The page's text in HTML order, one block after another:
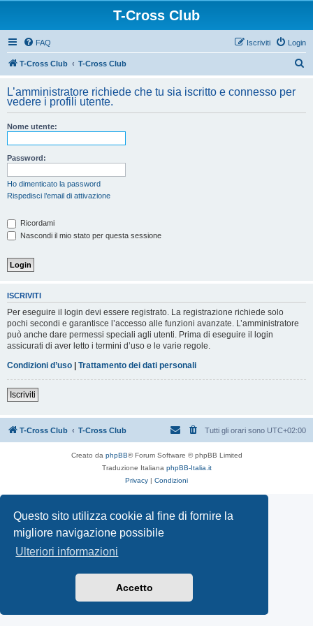
Questo sito utilizza cookie al fine di fornire la
migliore navigazione possibile
Ulteriori informazioni
Accetto
T-Cross Club
FAQ Login
Iscriviti
T-Cross Club T-Cross Club
c
L’amministratore richiede che tu sia iscritto e connesso per
vedere i profili utente.
Nome utente:
Password:
Ho dimenticato la password
Rispedisci l’email di attivazione
Ricordami
Nascondi il mio stato per questa sessione
ISCRIVITI
Per eseguire il login devi essere registrato. La registrazione richiede solo
pochi secondi e garantisce l’accesso alle funzioni avanzate. L’amministratore
può anche dare permessi speciali agli utenti. Prima di eseguire il login
assicurati di aver letto i termini d’uso e le varie regole.
Condizioni d’uso | Trattamento dei dati personali
Iscriviti
T-Cross Club T-Cross Club Tutti gli orari sono UTC+02:00
Creato da phpBB® Forum Software © phpBB Limited
Traduzione Italiana phpBB-Italia.it
Privacy | Condizioni